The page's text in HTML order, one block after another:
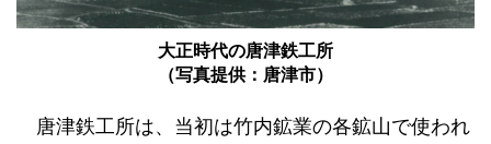
大正時代の唐津鉄工所
（写真提供：唐津市）
唐津鉄工所は、当初は竹内鉱業の各鉱山で使われ